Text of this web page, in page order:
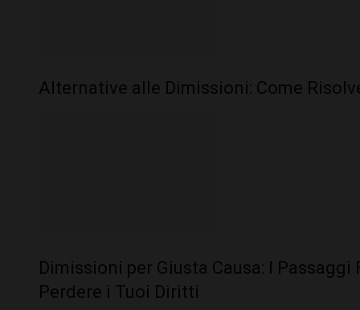
Alternative alle Dimissioni: Come
Dimissioni per Giusta Causa: I
Perdere i Tuoi Diritti